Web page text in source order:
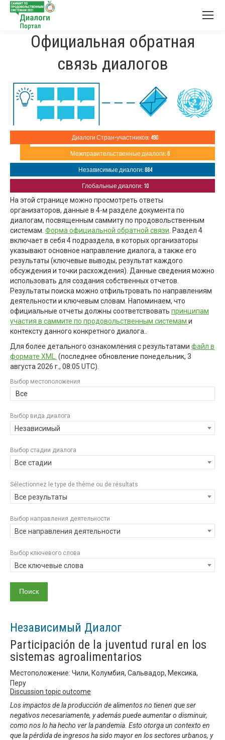
Официальная обратная
связь диалогов
Диалоги Стран-участников: 490
Межправительственные диалоги: 6
Независимые диалоги: 684
Глобальные диалоги: 10
На этой странице можно просмотреть ответы
организаторов, данные в 4-м разделе документа по
диалогам, посвященным саммиту по продовольственным
системам. Форма официальной обратной связи . Раздел 4
включает в себя 4 подраздела, в которых организаторы
указывают основное направление диалога, а также его
результаты (ключевые выводы, результат каждого
обсуждения и точки расхождения). Данные сведения можно
использовать для создания собственных отчетов.
Результаты поиска можно отфильтровать по направлениям
деятельности и ключевым словам. Напоминаем, что
официальные отчеты должны соответствовать принципам
участия в саммите по продовольственным системам и
контексту данного конкретного диалога..
Для более детального ознакомления с результатами файл в
формате XML.
(последнее обновление понедельник, 3
августа 2026 г., 08:05 UTC).
Выбор местоположения
Все
Выбор вида диалога
Независимый
Выбор стадии диалога
Все стадии
Sélectionnez le type de thème ou de résultats
Все результаты
Выбор направления деятельности
Все направления деятельности
Выбор ключевого слова
Все ключевые слова
Независимый Диалог
Participación de la juventud rural en los
sistemas agroalimentarios
Местоположение: Чили, Колумбия, Сальвадор, Мексика,
Перу
Discussion topic outcome
Los impactos de la producción de alimentos no tienen que ser
negativos necesariamente, y además puede aumentar o disminuir,
como nos lo ha hecho ver la pandemia. Esto otorga un contexto en
que la pérdida de ingresos ha sido mayor en los sectores urbanos, y